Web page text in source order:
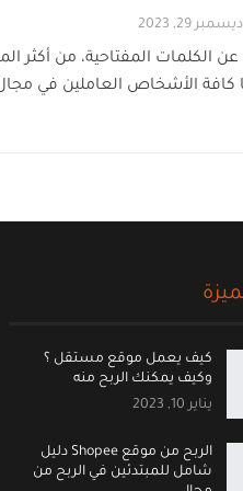
ديسمبر 29, 2023
الكلمات المفتاحية، من أكثر
كافة الأشخاص العاملين في
كيف يعمل موقع مستقل ؟
وكيف يمكنك الربح منه
يناير 10, 2023
الربح من موقع Shopee دليل
شامل للمبتدئين في الربح من